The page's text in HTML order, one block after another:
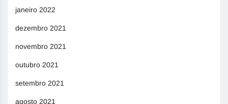
janeiro 2022
dezembro 2021
novembro 2021
outubro 2021
setembro 2021
agosto 2021